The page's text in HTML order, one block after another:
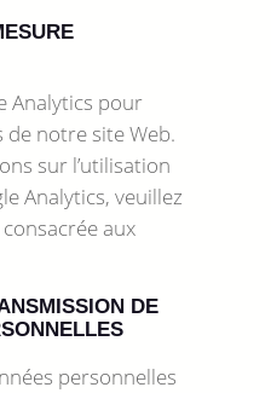
Analytics pour
notre site Web.
sur l’utilisation
Analytics, veuillez
aux
DE
personnelles